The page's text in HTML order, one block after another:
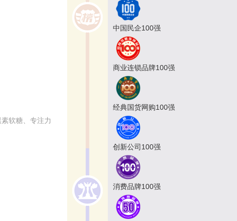
软糖、专注力
中国民企100强
商业连锁品牌100强
经典国货网购100强
创新公司100强
消费品牌100强